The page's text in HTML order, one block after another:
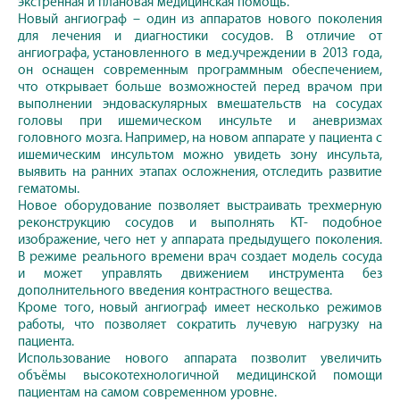
Новый ангиограф – один из аппаратов нового поколения
для лечения и диагностики сосудов. В отличие от
ангиографа, установленного в мед.учреждении в 2013 года,
он оснащен современным программным обеспечением,
что открывает больше возможностей перед врачом при
выполнении эндоваскулярных вмешательств на сосудах
головы при ишемическом инсульте и аневризмах
головного мозга. Например, на новом аппарате у пациента с
ишемическим инсультом можно увидеть зону инсульта,
выявить на ранних этапах осложнения, отследить развитие
гематомы.
Новое оборудование позволяет выстраивать трехмерную
реконструкцию сосудов и выполнять КТ- подобное
изображение, чего нет у аппарата предыдущего поколения.
В режиме реального времени врач создает модель сосуда
и может управлять движением инструмента без
дополнительного введения контрастного вещества.
Кроме того, новый ангиограф имеет несколько режимов
работы, что позволяет сократить лучевую нагрузку на
пациента.
Использование нового аппарата позволит увеличить
объёмы высокотехнологичной медицинской помощи
пациентам на самом современном уровне.